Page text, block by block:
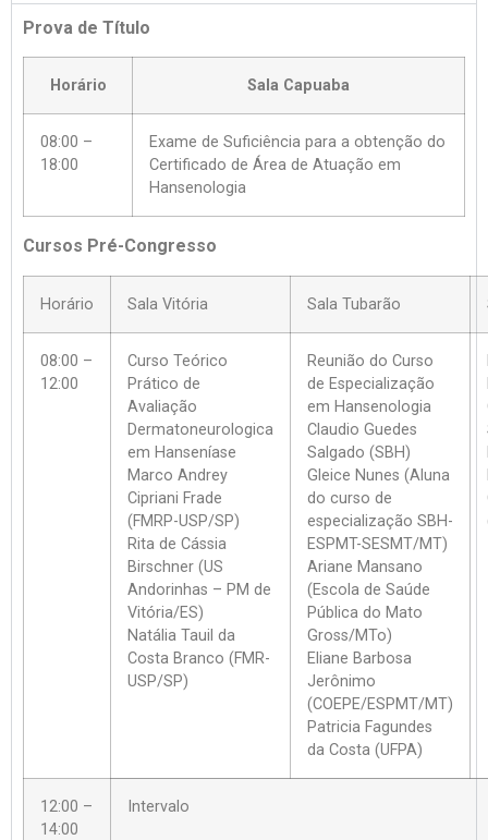
Prova de Título
Horário Sala Capuaba
08:00 –
18:00
Exame de Suficiência para a obtenção do
Certificado de Área de Atuação em
Hansenologia
Cursos Pré-Congresso
Horário Sala Vitória Sala Tubarão
08:00 –
12:00
Curso Teórico
Prático de
Avaliação
Dermatoneurologica
em Hanseníase
Marco Andrey
Cipriani Frade
(FMRP-USP/SP)
Rita de Cássia
Birschner (US
Andorinhas – PM de
Vitória/ES)
Natália Tauil da
Costa Branco (FMR-
USP/SP)
Reunião do Curso
de Especialização
em Hansenologia
Claudio Guedes
Salgado (SBH)
Gleice Nunes (Aluna
do curso de
especialização SBH-
ESPMT-SESMT/MT)
Ariane Mansano
(Escola de Saúde
Pública do Mato
Gross/MTo)
Eliane Barbosa
Jerônimo
(COEPE/ESPMT/MT)
Patricia Fagundes
da Costa (UFPA)
12:00 –
14:00
Intervalo